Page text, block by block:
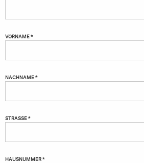
VORNAME *
NACHNAME *
STRASSE *
HAUSNUMMER *